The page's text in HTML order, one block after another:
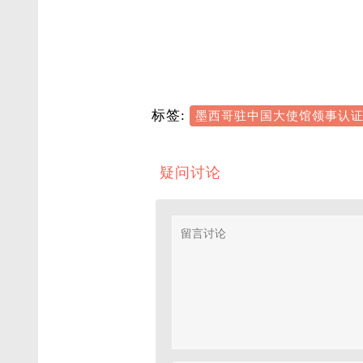
标签: 墨西哥驻中国大使馆领事认证
疑问讨论